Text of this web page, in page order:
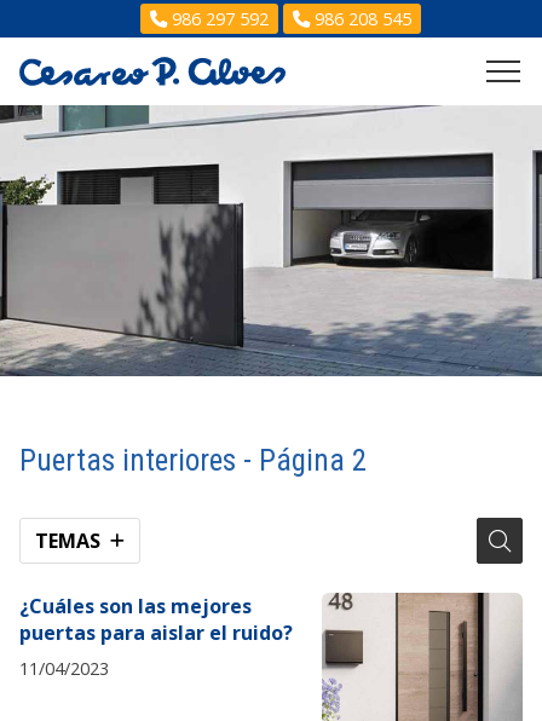
986 297 592 986 208 545
Puertas interiores - Página 2
TEMAS
¿Cuáles son las mejores
puertas para aislar el ruido?
11/04/2023